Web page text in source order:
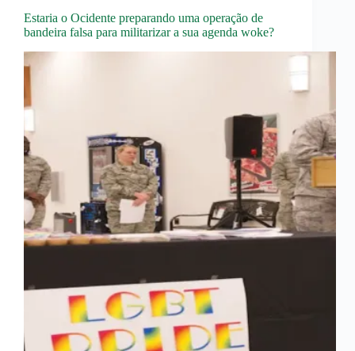
Estaria o Ocidente preparando uma operação de
bandeira falsa para militarizar a sua agenda woke?